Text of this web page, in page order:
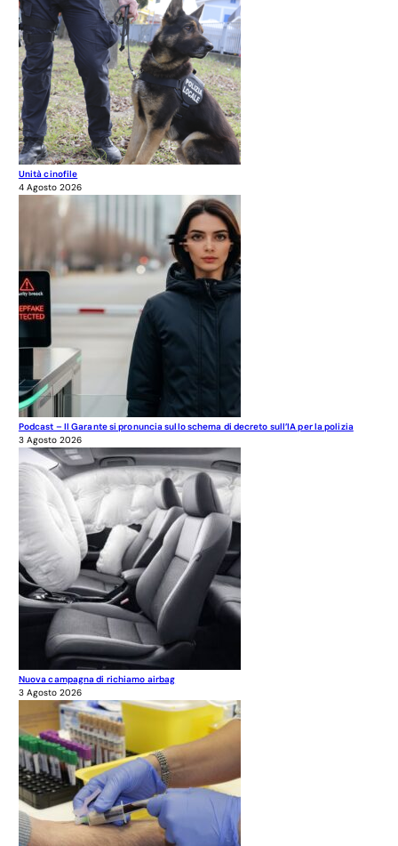
Unità cinofile
4 Agosto 2026
Podcast – Il Garante si pronuncia sullo schema di decreto sull’IA per la polizia
3 Agosto 2026
Nuova campagna di richiamo airbag
3 Agosto 2026